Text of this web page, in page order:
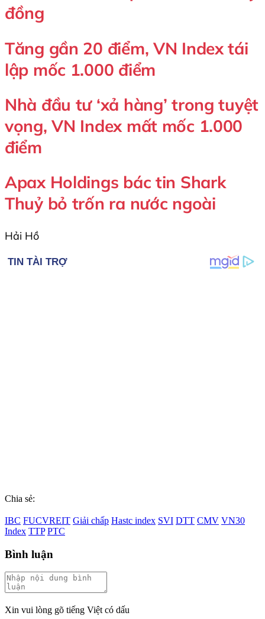
đồng
Tăng gần 20 điểm, VN Index tái
lập mốc 1.000 điểm
Nhà đầu tư ‘xả hàng’ trong tuyệt
vọng, VN Index mất mốc 1.000
điểm
Apax Holdings bác tin Shark
Thuỷ bỏ trốn ra nước ngoài
Hải Hồ
Chia sẻ:
IBC FUCVREIT Giải chấp Hastc index SVI DTT CMV VN30
Index TTP PTC
Bình luận
Xin vui lòng gõ tiếng Việt có dấu